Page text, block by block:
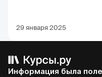
29 января 2025
Информация была